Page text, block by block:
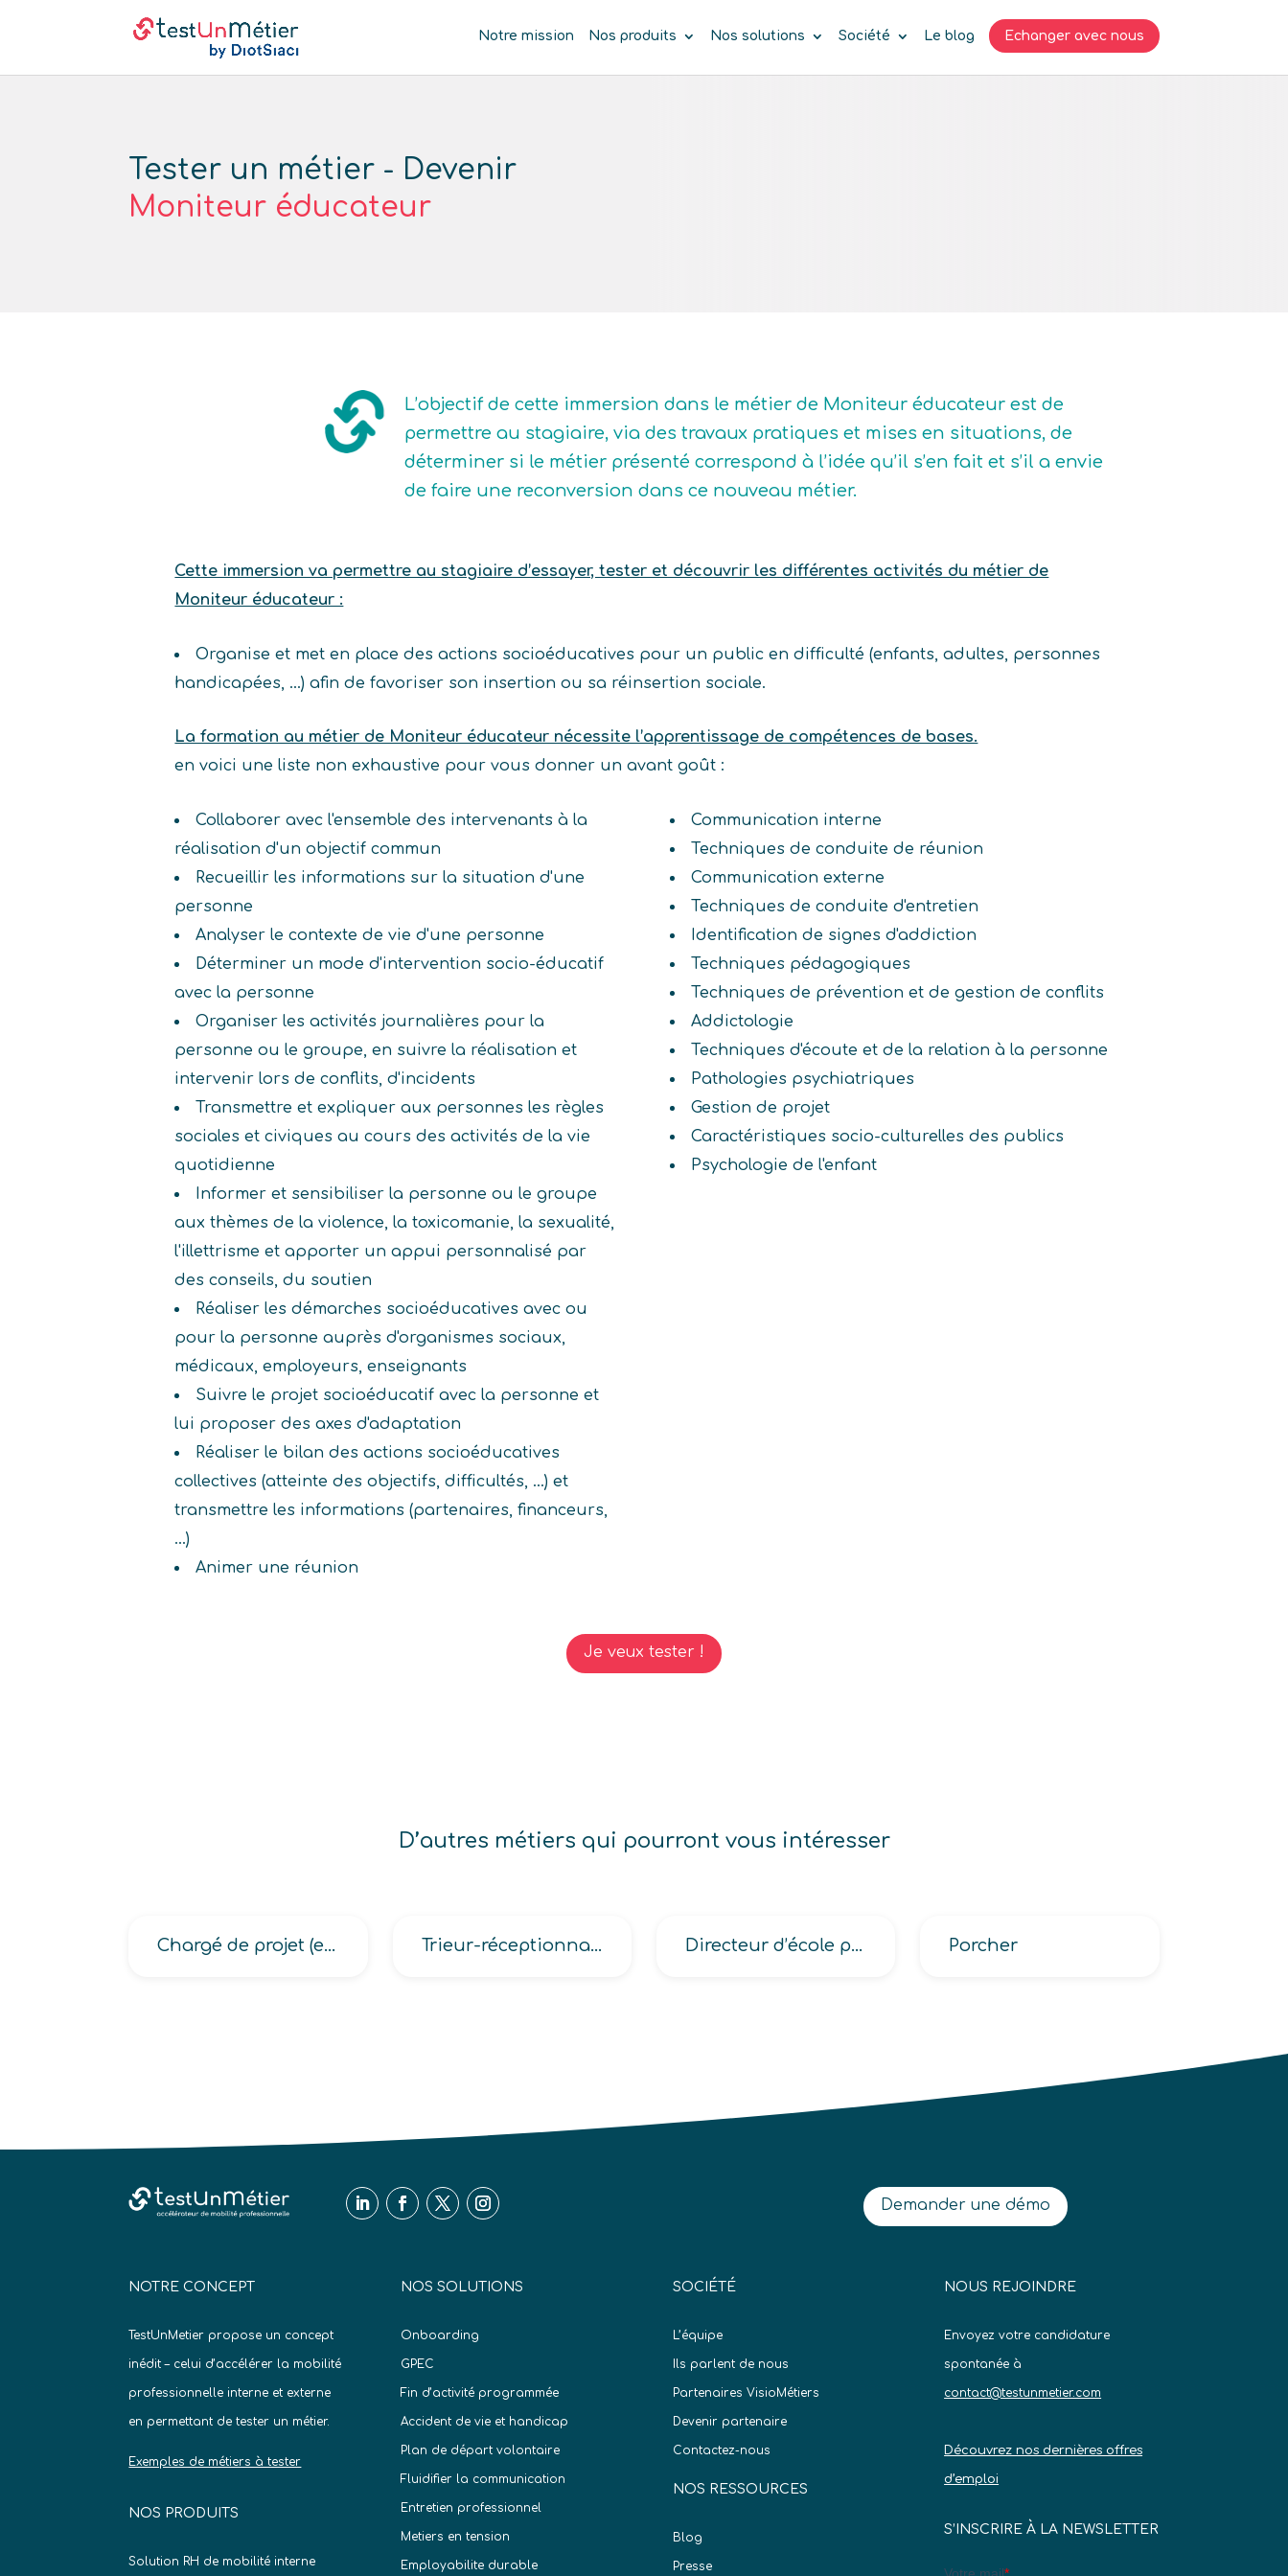
Notre mission Nos produits Nos solutions Société Le blog Echanger avec nous
Tester un métier - Devenir
Moniteur éducateur
L’objectif de cette immersion dans le métier de Moniteur éducateur est de
permettre au stagiaire, via des travaux pratiques et mises en situations, de
déterminer si le métier présenté correspond à l’idée qu’il s’en fait et s’il a envie
de faire une reconversion dans ce nouveau métier.
Cette immersion va permettre au stagiaire d’essayer, tester et découvrir les différentes activités du métier de
Moniteur éducateur :
Organise et met en place des actions socioéducatives pour un public en difficulté (enfants, adultes, personnes
handicapées, …) afin de favoriser son insertion ou sa réinsertion sociale.
La formation au métier de Moniteur éducateur nécessite l’apprentissage de compétences de bases.
en voici une liste non exhaustive pour vous donner un avant goût :
Collaborer avec l'ensemble des intervenants à la
réalisation d'un objectif commun
Recueillir les informations sur la situation d'une
personne
Analyser le contexte de vie d'une personne
Déterminer un mode d'intervention socio-éducatif
avec la personne
Organiser les activités journalières pour la
personne ou le groupe, en suivre la réalisation et
intervenir lors de conflits, d'incidents
Transmettre et expliquer aux personnes les règles
sociales et civiques au cours des activités de la vie
quotidienne
Informer et sensibiliser la personne ou le groupe
aux thèmes de la violence, la toxicomanie, la sexualité,
l'illettrisme et apporter un appui personnalisé par
des conseils, du soutien
Réaliser les démarches socioéducatives avec ou
pour la personne auprès d'organismes sociaux,
médicaux, employeurs, enseignants
Suivre le projet socioéducatif avec la personne et
lui proposer des axes d'adaptation
Réaliser le bilan des actions socioéducatives
collectives (atteinte des objectifs, difficultés, ...) et
transmettre les informations (partenaires, financeurs,
...)
Animer une réunion
Communication interne
Techniques de conduite de réunion
Communication externe
Techniques de conduite d'entretien
Identification de signes d'addiction
Techniques pédagogiques
Techniques de prévention et de gestion de conflits
Addictologie
Techniques d'écoute et de la relation à la personne
Pathologies psychiatriques
Gestion de projet
Caractéristiques socio-culturelles des publics
Psychologie de l'enfant
Je veux tester !
D’autres métiers qui pourront vous intéresser
Chargé de projet (en aménagement du territoire, en gestion urbaine de proximité) Trieur-réceptionnaire en tannerie-mégisserie Directeur d’école paramédicale Porcher
Demander une démo
NOTRE CONCEPT
TestUnMetier propose un concept
inédit – celui d’accélérer la mobilité
professionnelle interne et externe
en permettant de tester un métier.
Exemples de métiers à tester
NOS PRODUITS
Solution RH de mobilité interne
NOS SOLUTIONS
Onboarding
GPEC
Fin d’activité programmée
Accident de vie et handicap
Plan de départ volontaire
Fluidifier la communication
Entretien professionnel
Metiers en tension
Employabilite durable
SOCIÉTÉ
L’équipe
Ils parlent de nous
Partenaires VisioMétiers
Devenir partenaire
Contactez-nous
NOS RESSOURCES
Blog
Presse
NOUS REJOINDRE
Envoyez votre candidature
spontanée à
contact@testunmetier.com
Découvrez nos dernières offres
d’emploi
S’INSCRIRE À LA NEWSLETTER